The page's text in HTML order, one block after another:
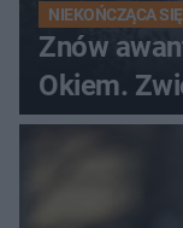
NIEKOŃCZĄCA
Znów
Okiem.